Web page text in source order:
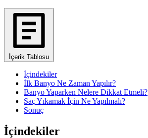
İçerik Tablosu
İçindekiler
İlk Banyo Ne Zaman Yapılır?
Banyo Yaparken Nelere Dikkat Etmeli?
Saç Yıkamak İçin Ne Yapılmalı?
Sonuç
İçindekiler